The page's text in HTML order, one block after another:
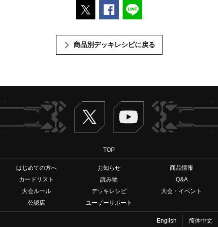
ポストするFacebookでシェアする
商品別デッキレシピに戻る
Twitter ヴァンガードch
TOP
はじめての方へ お知らせ
商品情報
カードリスト
読み物
Q&A
大会ルール
デッキレシピ
大会・イベント
公認店
ユーザーサポート
English 简体中文